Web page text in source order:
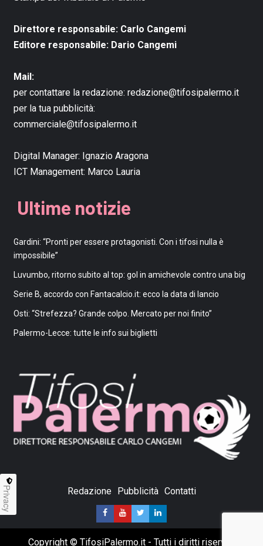
Direttore responsabile: Carlo Cangemi
Editore responsabile: Dario Cangemi
Mail:
per contattare la redazione: redazione@tifosipalermo.it
per la tua pubblicità:
commerciale@tifosipalermo.it
Digital Manager: Ignazio Aragona
ICT Management: Marco Lauria
Ultime notizie
Gardini: “Pronti per essere protagonisti. Con i tifosi nulla è
impossibile”
Luvumbo, ritorno subito al top: gol in amichevole contro una big
Serie B, accordo con Fantacalcio.it: ecco la data di lancio
Osti: “Strefezza? Grande colpo. Mercato per noi finito”
Palermo-Lecce: tutte le info sui biglietti
Redazione Pubblicità Contatti
Copyright © TifosiPalermo.it - Tutti i diritti riservati
Privacy